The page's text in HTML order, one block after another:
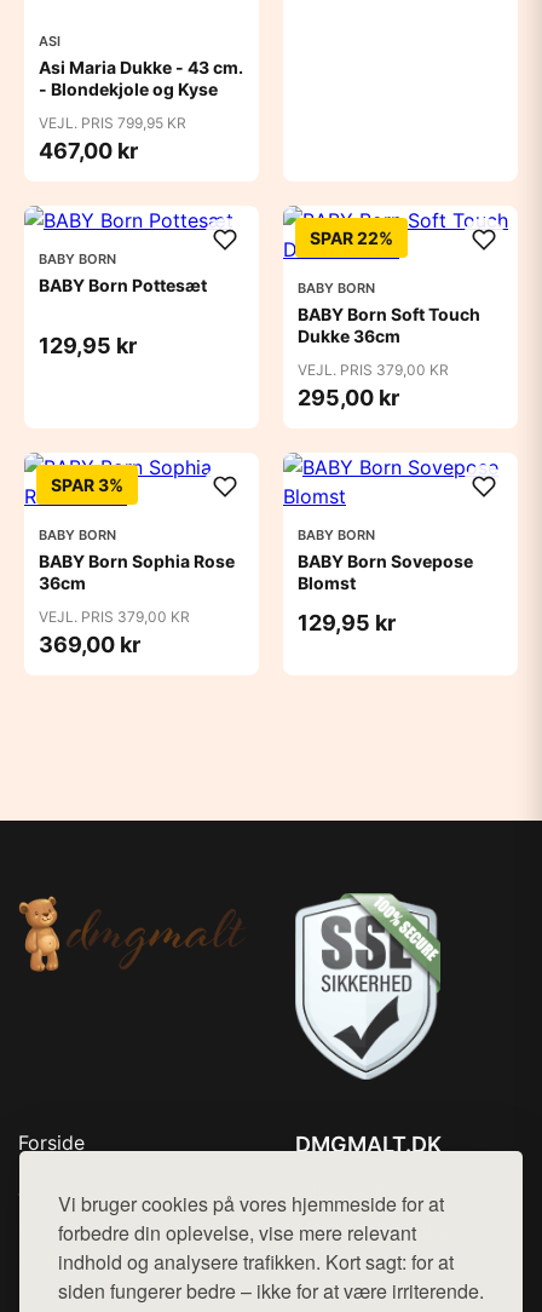
Vi bruger cookies på vores hjemmeside for at
forbedre din oplevelse, vise mere relevant
indhold og analysere trafikken. Kort sagt: for at
siden fungerer bedre – ikke for at være irriterende.
ASI
Asi Maria Dukke - 43 cm.
- Blondekjole og Kyse
VEJL. PRIS 799,95 KR
467,00 kr
BABY BORN
BABY Born Pottesæt
129,95 kr
SPAR 22%
BABY BORN
BABY Born Soft Touch
Dukke 36cm
VEJL. PRIS 379,00 KR
295,00 kr
SPAR 3%
BABY BORN
BABY Born Sophia Rose
36cm
VEJL. PRIS 379,00 KR
369,00 kr
BABY BORN
BABY Born Sovepose
Blomst
129,95 kr
Forside
Top Rabatter
Blog
Kontakt
DMGMALT.DK
Mail: hej@want.dk
Cookie- og privatlivspolitik